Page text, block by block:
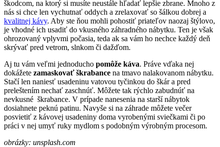
škodcom, na ktorý si musíte neustále hľadať lepšie zbrane. Mnoho z
nás si chce len vychutnať oddych a zrelaxovať so šálkou dobrej a
kvalitnej kávy. Aby ste ňou mohli pohostiť priateľov naozaj štýlovo,
je vhodné ich usadiť do vkusného záhradného nábytku. Ten je však
ohrozovaný vplyvmi počasia, teda ak sa vám ho nechce každý deň
skrývať pred vetrom, slnkom či dažďom.
Aj tu vám veľmi jednoducho pomôže káva. Práve vďaka nej
dokážete zamaskovať škrabance na tmavo nalakovanom nábytku.
Stačí len naniesť usadeninu vatovou tyčinkou do škár a pred
preleštením nechať zaschnúť. Môžete tak rýchlo zabudnúť na
nevkusné škrabance. V prípade nanesenia na starší nábytok
dosiahnete peknú patinu. Navyše si na záhrade môžete večer
posvietiť z kávovej usadeniny doma vyrobenými sviečkami či po
práci v nej umyť ruky mydlom s podobným výrobným procesom.
obrázky: unsplash.com